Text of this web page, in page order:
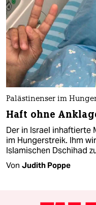
Palästinenser im
Haft ohne
Der in Israel inhaftierte
im Hungerstreik. Ihm
Islamischen Dschihad
Von Judith Poppe